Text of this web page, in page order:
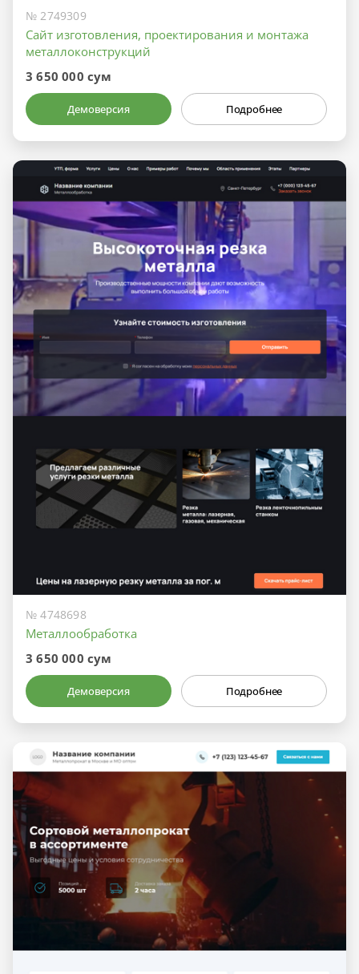
№ 2749309
Сайт изготовления, проектирования и монтажа
металлоконструкций
3 650 000 сум
Демоверсия Подробнее
№ 4748698
Металлообработка
3 650 000 сум
Демоверсия Подробнее